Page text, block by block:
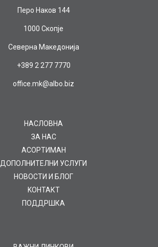
Перо Наков 144
1000 Скопје
Северна Македонија
+389 2 277 7770
office.mk@albo.biz
НАСЛОВНА
ЗА НАС
AСОРТИМАН
ДОПОЛНИТЕЛНИ УСЛУГИ
НОВОСТИ И БЛОГ
KOНТАКТ
ПОДДРШКА